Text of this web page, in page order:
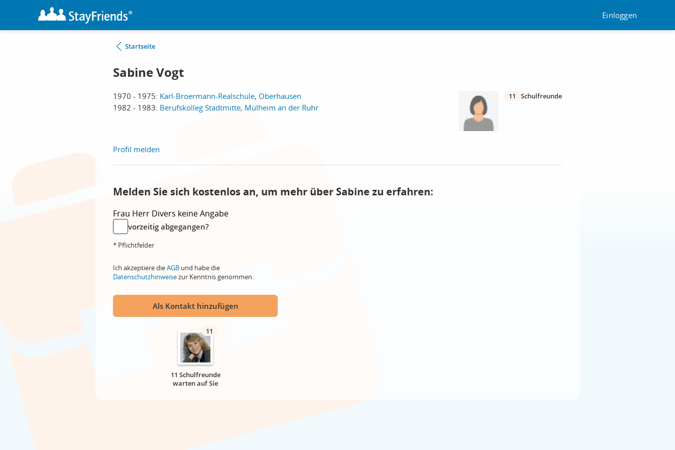
Einloggen
Startseite
Sabine Vogt
1970 - 1975: Karl-Broermann-Realschule, Oberhausen
1982 - 1983: Berufskolleg Stadtmitte, Mülheim an der Ruhr
11 Schulfreunde
Profil melden
Melden Sie sich kostenlos an, um mehr über Sabine zu erfahren:
Frau Herr Divers keine Angabe
vorzeitig abgegangen?
* Pflichtfelder
Ich akzeptiere dieAGB und habe die
Datenschutzhinweisezur Kenntnis genommen.
Als Kontakt hinzufügen
11
11 Schulfreunde
warten auf Sie